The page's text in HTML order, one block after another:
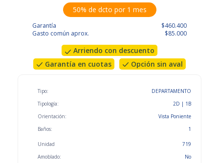
50% de dcto por 1 mes
Garantía
Gasto común aprox.
$460.400
$85.000
Arriendo con descuento
Garantía en cuotas
Opción sin aval
Tipo:
Tipología:
Orientación:
Baños:
DEPARTAMENTO
2D | 1B
Vista Poniente
1
Unidad
Amoblado:
719
No